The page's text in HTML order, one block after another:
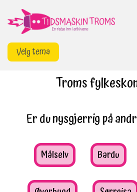
innhold
Velg tema
Troms
Er du nysgjerrig på
Målselv Bardu